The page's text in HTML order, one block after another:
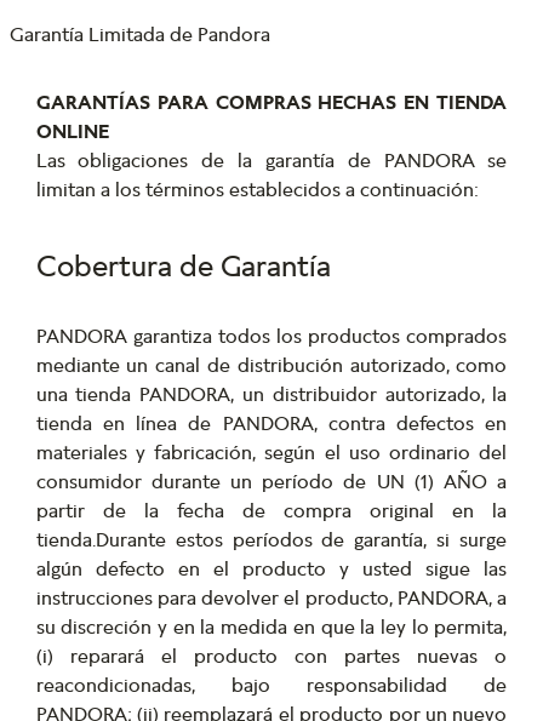
Garantía Limitada de Pandora
GARANTÍAS PARA COMPRAS HECHAS EN TIENDA
ONLINE
Las obligaciones de la garantía de PANDORA se
limitan a los términos establecidos a continuación:
Cobertura de Garantía
PANDORA garantiza todos los productos comprados
mediante un canal de distribución autorizado, como
una tienda PANDORA, un distribuidor autorizado, la
tienda en línea de PANDORA, contra defectos en
materiales y fabricación, según el uso ordinario del
consumidor durante un período de UN (1) AÑO a
partir de la fecha de compra original en la
tienda.Durante estos períodos de garantía, si surge
algún defecto en el producto y usted sigue las
instrucciones para devolver el producto, PANDORA, a
su discreción y en la medida en que la ley lo permita,
(i) reparará el producto con partes nuevas o
reacondicionadas, bajo responsabilidad de
PANDORA; (ii) reemplazará el producto por un nuevo